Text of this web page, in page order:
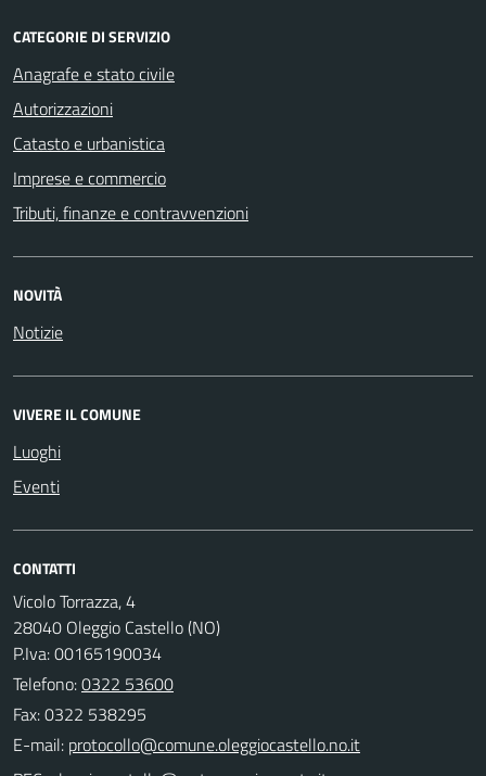
CATEGORIE DI SERVIZIO
Anagrafe e stato civile
Autorizzazioni
Catasto e urbanistica
Imprese e commercio
Tributi, finanze e contravvenzioni
NOVITÀ
Notizie
VIVERE IL COMUNE
Luoghi
Eventi
CONTATTI
Vicolo Torrazza, 4
28040 Oleggio Castello (NO)
P.Iva: 00165190034
Telefono:0322 53600
Fax: 0322 538295
E-mail: